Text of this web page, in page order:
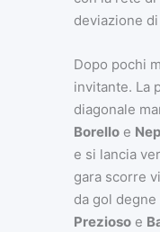
deviazione di
Dopo pochi
invitante. La
diagonale
Borelloe
e si lancia
gara scorre
da gol degne
Preziosoe